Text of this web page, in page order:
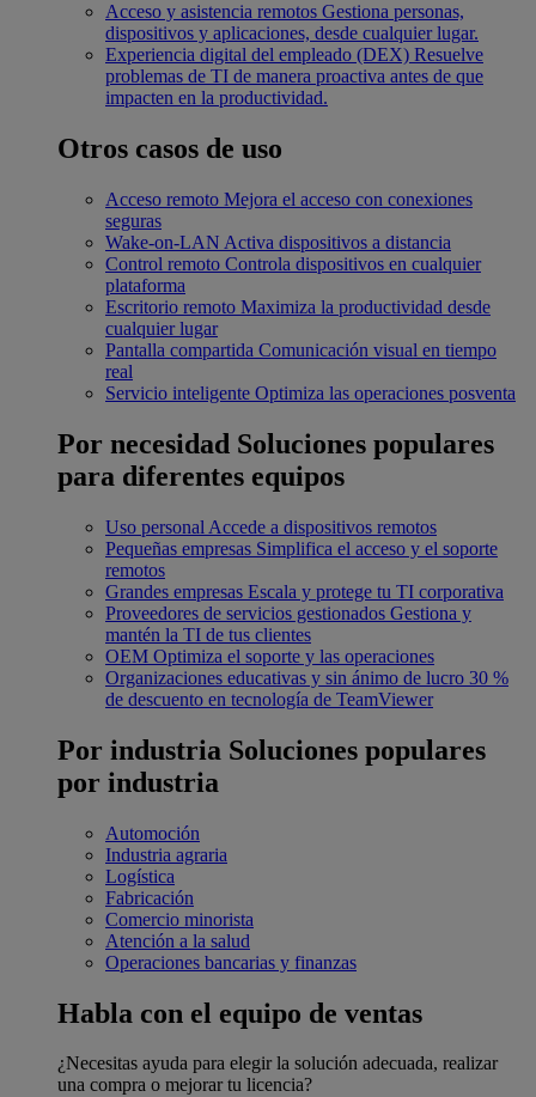
Acceso y asistencia remotos Gestiona personas,
dispositivos y aplicaciones, desde cualquier lugar.
Experiencia digital del empleado (DEX) Resuelve
problemas de TI de manera proactiva antes de que
impacten en la productividad.
Otros casos de uso
Acceso remoto Mejora el acceso con conexiones
seguras
Wake-on-LAN Activa dispositivos a distancia
Control remoto Controla dispositivos en cualquier
plataforma
Escritorio remoto Maximiza la productividad desde
cualquier lugar
Pantalla compartida Comunicación visual en tiempo
real
Servicio inteligente Optimiza las operaciones posventa
Por necesidad Soluciones populares
para diferentes equipos
Uso personal Accede a dispositivos remotos
Pequeñas empresas Simplifica el acceso y el soporte
remotos
Grandes empresas Escala y protege tu TI corporativa
Proveedores de servicios gestionados Gestiona y
mantén la TI de tus clientes
OEM Optimiza el soporte y las operaciones
Organizaciones educativas y sin ánimo de lucro 30 %
de descuento en tecnología de TeamViewer
Por industria Soluciones populares
por industria
Automoción
Industria agraria
Logística
Fabricación
Comercio minorista
Atención a la salud
Operaciones bancarias y finanzas
Habla con el equipo de ventas
¿Necesitas ayuda para elegir la solución adecuada, realizar
una compra o mejorar tu licencia?